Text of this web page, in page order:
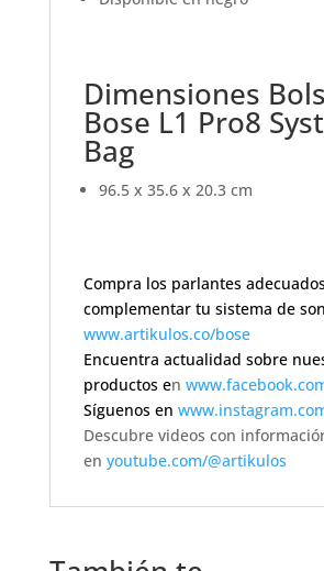
Dimensiones
Bose L1 Pro8
Bag
96.5 x 35.6 x 20.3 cm
Compra los parlantes
complementar tu sistema de
www.artikulos.co/bose
Encuentra actualidad sobre
productos en
Síguenos en
Descubre videos con
en youtube.com/@artikulos